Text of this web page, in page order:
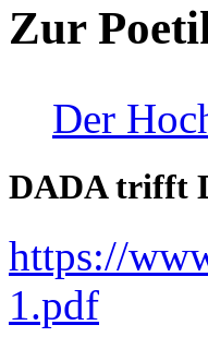
Zur
Der
DADA trifft
https://
1.pdf